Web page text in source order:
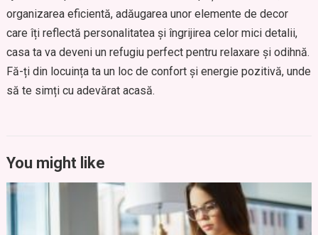
organizarea eficientă, adăugarea unor elemente de decor
care îți reflectă personalitatea și îngrijirea celor mici detalii,
casa ta va deveni un refugiu perfect pentru relaxare și odihnă.
Fă-ți din locuința ta un loc de confort și energie pozitivă, unde
să te simți cu adevărat acasă.
You might like